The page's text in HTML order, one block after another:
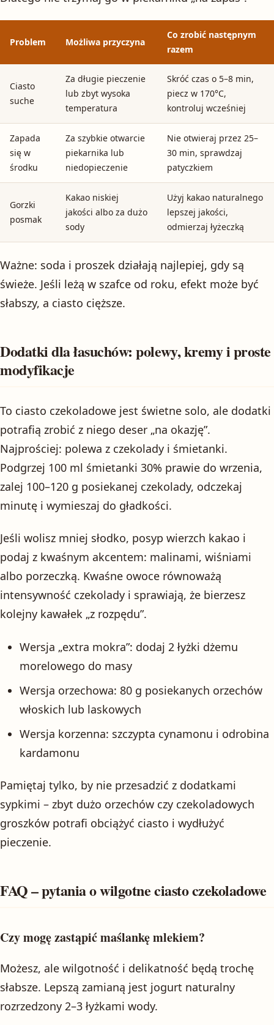
Problem Możliwa przyczyna
Co zrobić następnym
razem
Ciasto
suche
Za długie pieczenie
lub zbyt wysoka
temperatura
Skróć czas o 5–8 min,
piecz w 170°C,
kontroluj wcześniej
Zapada
się w
środku
Za szybkie otwarcie
piekarnika lub
niedopieczenie
Nie otwieraj przez 25–
30 min, sprawdzaj
patyczkiem
Gorzki
posmak
Kakao niskiej
jakości albo za dużo
sody
Użyj kakao naturalnego
lepszej jakości,
odmierzaj łyżeczką
Ważne: soda i proszek działają najlepiej, gdy są
świeże. Jeśli leżą w szafce od roku, efekt może być
słabszy, a ciasto cięższe.
Dodatki dla łasuchów: polewy, kremy i proste
modyfikacje
To ciasto czekoladowe jest świetne solo, ale dodatki
potrafią zrobić z niego deser „na okazję”.
Najprościej: polewa z czekolady i śmietanki.
Podgrzej 100 ml śmietanki 30% prawie do wrzenia,
zalej 100–120 g posiekanej czekolady, odczekaj
minutę i wymieszaj do gładkości.
Jeśli wolisz mniej słodko, posyp wierzch kakao i
podaj z kwaśnym akcentem: malinami, wiśniami
albo porzeczką. Kwaśne owoce równoważą
intensywność czekolady i sprawiają, że bierzesz
kolejny kawałek „z rozpędu”.
Wersja „extra mokra”: dodaj 2 łyżki dżemu
morelowego do masy
Wersja orzechowa: 80 g posiekanych orzechów
włoskich lub laskowych
Wersja korzenna: szczypta cynamonu i odrobina
kardamonu
Pamiętaj tylko, by nie przesadzić z dodatkami
sypkimi – zbyt dużo orzechów czy czekoladowych
groszków potrafi obciążyć ciasto i wydłużyć
pieczenie.
FAQ – pytania o wilgotne ciasto czekoladowe
Czy mogę zastąpić maślankę mlekiem?
Możesz, ale wilgotność i delikatność będą trochę
słabsze. Lepszą zamianą jest jogurt naturalny
rozrzedzony 2–3 łyżkami wody.